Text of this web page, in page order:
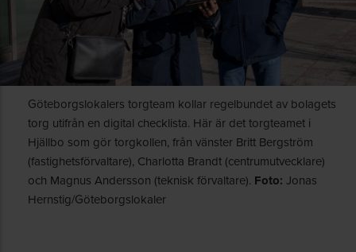
Göteborgslokalers torgteam kollar regelbundet av bolagets
torg utifrån en digital checklista. Här är det torgteamet i
Hjällbo som gör torgkollen, från vänster Britt Bergström
(fastighetsförvaltare), Charlotta Brandt (centrumutvecklare)
och Magnus Andersson (teknisk förvaltare). Foto: Jonas
Hernstig/Göteborgslokaler